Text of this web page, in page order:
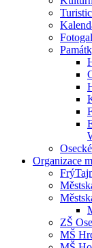
Organizace
ZŠ
MŠ